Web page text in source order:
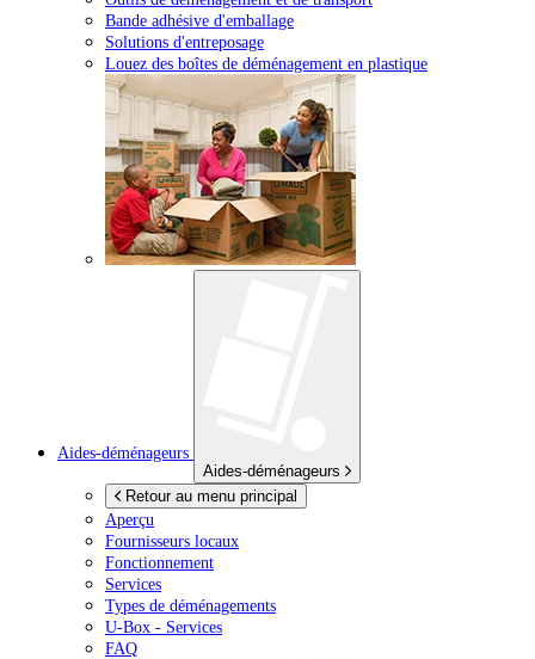
Bande adhésive d'emballage
Solutions d'entreposage
Louez des boîtes de déménagement en plastique
Aides-déménageurs
Aides-déménageurs
Retour au menu principal
Aperçu
Fournisseurs locaux
Fonctionnement
Services
Types de déménagements
U-Box - Services
FAQ